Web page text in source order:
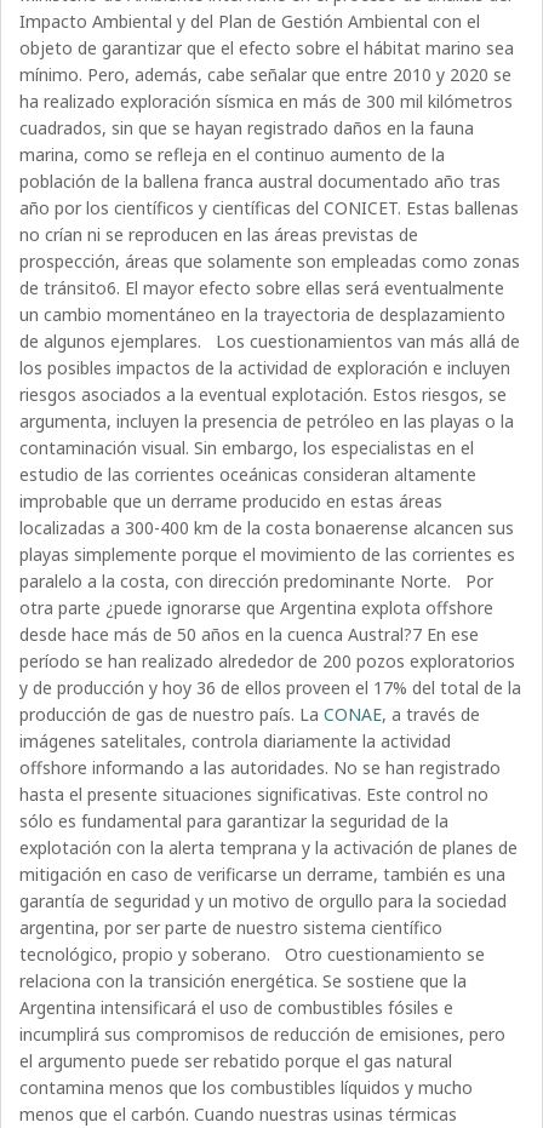
Impacto Ambiental y del Plan de Gestión Ambiental con el
objeto de garantizar que el efecto sobre el hábitat marino sea
mínimo. Pero, además, cabe señalar que entre 2010 y 2020 se
ha realizado exploración sísmica en más de 300 mil kilómetros
cuadrados, sin que se hayan registrado daños en la fauna
marina, como se refleja en el continuo aumento de la
población de la ballena franca austral documentado año tras
año por los científicos y científicas del CONICET. Estas ballenas
no crían ni se reproducen en las áreas previstas de
prospección, áreas que solamente son empleadas como zonas
de tránsito6. El mayor efecto sobre ellas será eventualmente
un cambio momentáneo en la trayectoria de desplazamiento
de algunos ejemplares. Los cuestionamientos van más allá de
los posibles impactos de la actividad de exploración e incluyen
riesgos asociados a la eventual explotación. Estos riesgos, se
argumenta, incluyen la presencia de petróleo en las playas o la
contaminación visual. Sin embargo, los especialistas en el
estudio de las corrientes oceánicas consideran altamente
improbable que un derrame producido en estas áreas
localizadas a 300-400 km de la costa bonaerense alcancen sus
playas simplemente porque el movimiento de las corrientes es
paralelo a la costa, con dirección predominante Norte. Por
otra parte ¿puede ignorarse que Argentina explota offshore
desde hace más de 50 años en la cuenca Austral?7 En ese
período se han realizado alrededor de 200 pozos exploratorios
y de producción y hoy 36 de ellos proveen el 17% del total de la
producción de gas de nuestro país. LaCONAE, a través de
imágenes satelitales, controla diariamente la actividad
offshore informando a las autoridades. No se han registrado
hasta el presente situaciones significativas. Este control no
sólo es fundamental para garantizar la seguridad de la
explotación con la alerta temprana y la activación de planes de
mitigación en caso de verificarse un derrame, también es una
garantía de seguridad y un motivo de orgullo para la sociedad
argentina, por ser parte de nuestro sistema científico
tecnológico, propio y soberano. Otro cuestionamiento se
relaciona con la transición energética. Se sostiene que la
Argentina intensificará el uso de combustibles fósiles e
incumplirá sus compromisos de reducción de emisiones, pero
el argumento puede ser rebatido porque el gas natural
contamina menos que los combustibles líquidos y mucho
menos que el carbón. Cuando nuestras usinas térmicas